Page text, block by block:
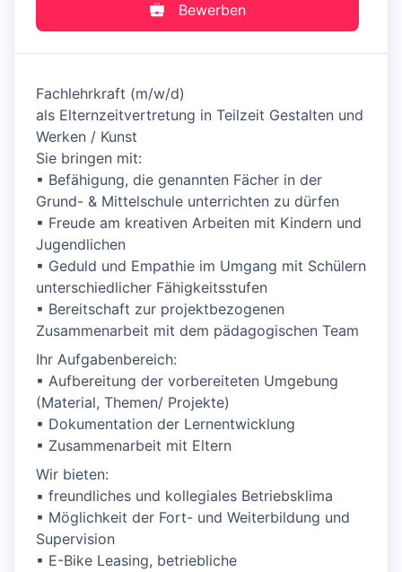
Bewerben
Fachlehrkraft (m/w/d)
als Elternzeitvertretung in Teilzeit Gestalten und
Werken / Kunst
Sie bringen mit:
▪ Befähigung, die genannten Fächer in der
Grund- & Mittelschule unterrichten zu dürfen
▪ Freude am kreativen Arbeiten mit Kindern und
Jugendlichen
▪ Geduld und Empathie im Umgang mit Schülern
unterschiedlicher Fähigkeitsstufen
▪ Bereitschaft zur projektbezogenen
Zusammenarbeit mit dem pädagogischen Team
Ihr Aufgabenbereich:
▪ Aufbereitung der vorbereiteten Umgebung
(Material, Themen/ Projekte)
▪ Dokumentation der Lernentwicklung
▪ Zusammenarbeit mit Eltern
Wir bieten:
▪ freundliches und kollegiales Betriebsklima
▪ Möglichkeit der Fort- und Weiterbildung und
Supervision
▪ E-Bike Leasing, betriebliche